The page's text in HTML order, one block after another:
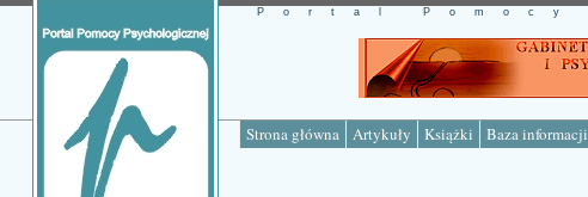
Strona główna Artykuły Książki Baza informacji
Portal